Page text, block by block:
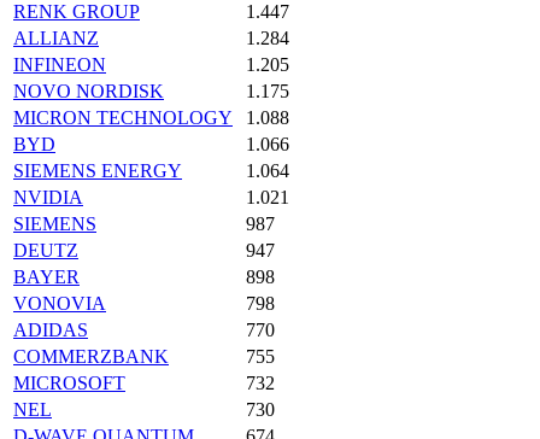
RENK GROUP
1.447
ALLIANZ
1.284
INFINEON
1.205
NOVO NORDISK
1.175
MICRON TECHNOLOGY
1.088
BYD
1.066
SIEMENS ENERGY
1.064
NVIDIA
1.021
SIEMENS
987
DEUTZ
947
BAYER
898
VONOVIA
798
ADIDAS
770
COMMERZBANK
755
MICROSOFT
732
NEL
730